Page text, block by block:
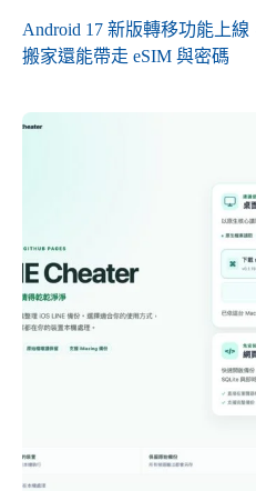
Android 17 新版轉移功能上線
搬家還能帶走 eSIM 與密碼